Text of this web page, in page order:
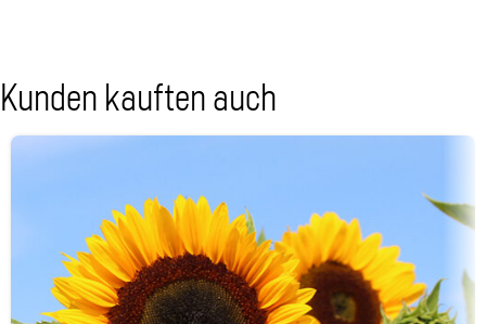
Kunden kauften auch